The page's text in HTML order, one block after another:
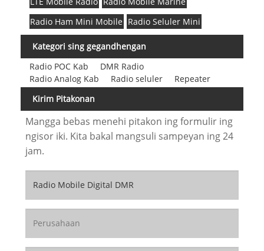
Radio Ham Mini Mobile Radio Seluler Mini
Kategori sing gegandhengan
Radio POC Kab
DMR Radio
Radio Analog Kab
Radio seluler
Repeater
Kirim Pitakonan
Mangga bebas menehi pitakon ing formulir ing
ngisor iki. Kita bakal mangsuli sampeyan ing 24
jam.